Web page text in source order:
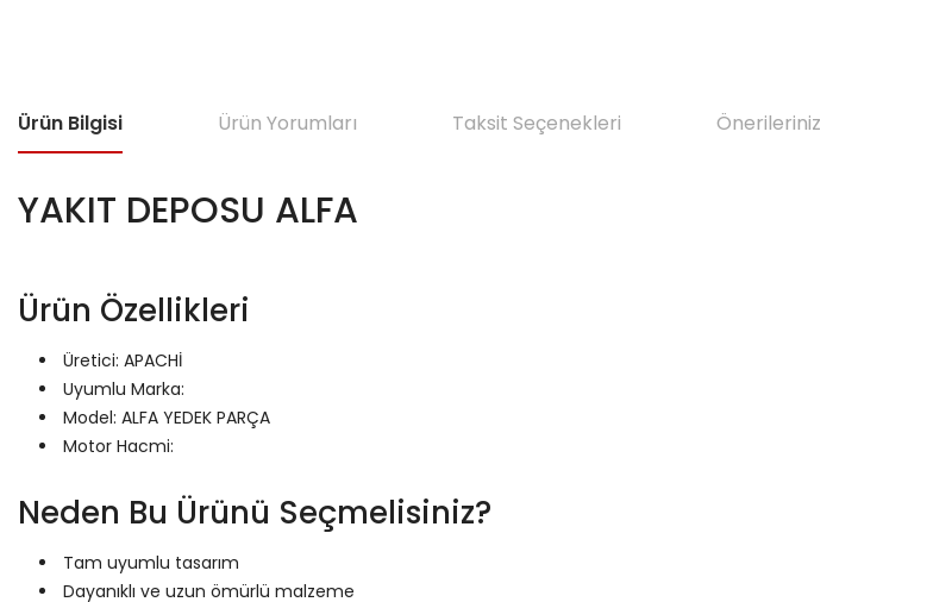
Ürün Bilgisi Ürün Yorumları Taksit Seçenekleri Önerileriniz
YAKIT DEPOSU ALFA
Ürün Özellikleri
Üretici: APACHİ
Uyumlu Marka:
Model: ALFA YEDEK PARÇA
Motor Hacmi:
Neden Bu Ürünü Seçmelisiniz?
Tam uyumlu tasarım
Dayanıklı ve uzun ömürlü malzeme